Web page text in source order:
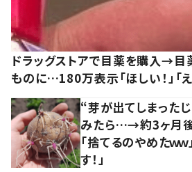
ドラッグストアで目薬を購入→目
ものに…180万表示「ほしい！」「え
“芽が出てしまった
みたら…→約3ヶ月
「捨てるのやめたｗ
す！」